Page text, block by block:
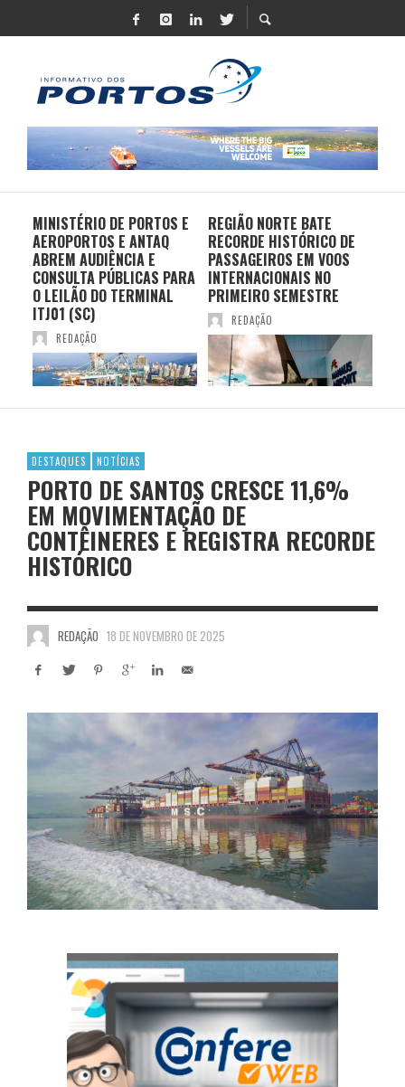
MINISTÉRIO DE PORTOS E
AEROPORTOS E ANTAQ
ABREM AUDIÊNCIA E
CONSULTA PÚBLICAS PARA
O LEILÃO DO TERMINAL
ITJ01 (SC)
REDAÇÃO
REGIÃO NORTE BATE
RECORDE HISTÓRICO DE
PASSAGEIROS EM VOOS
INTERNACIONAIS NO
PRIMEIRO SEMESTRE
REDAÇÃO
DESTAQUES NOTÍCIAS
PORTO DE SANTOS CRESCE 11,6%
EM MOVIMENTAÇÃO DE
CONTÊINERES E REGISTRA RECORDE
HISTÓRICO
REDAÇÃO 18 DE NOVEMBRO DE 2025